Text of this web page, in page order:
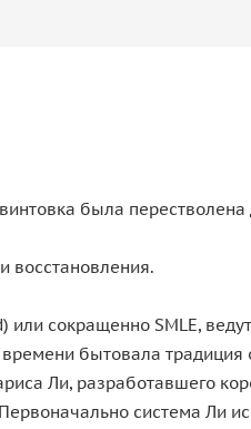
была
восстановления.
сокращенно SMLE,
бытовала
Ли, разработавшего
система Ли